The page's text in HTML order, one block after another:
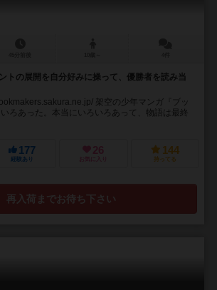
トの展開を自分好みに操って、優勝者を読み当
架空の少年マンガ『ブッ
ろあった。本当にいろいろあって、物語は最終
177
経験あり
26
お気に入り
144
持ってる
再入荷までお待ち下さい